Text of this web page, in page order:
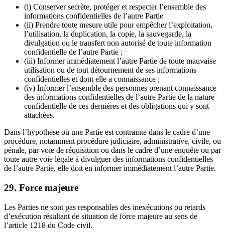
(i) Conserver secrète, protéger et respecter l’ensemble des
informations confidentielles de l’autre Partie
(ii) Prendre toute mesure utile pour empêcher l’exploitation,
l’utilisation, la duplication, la copie, la sauvegarde, la
divulgation ou le transfert non autorisé de toute information
confidentielle de l’autre Partie ;
(iii) Informer immédiatement l’autre Partie de toute mauvaise
utilisation ou de tout détournement de ses informations
confidentielles et dont elle a connaissance ;
(iv) Informer l’ensemble des personnes prenant connaissance
des informations confidentielles de l’autre Partie de la nature
confidentielle de ces dernières et des obligations qui y sont
attachées.
Dans l’hypothèse où une Partie est contrainte dans le cadre d’une
procédure, notamment procédure judiciaire, administrative, civile, ou
pénale, par voie de réquisition ou dans le cadre d’une enquête ou par
toute autre voie légale à divulguer des informations confidentielles
de l’autre Partie, elle doit en informer immédiatement l’autre Partie.
29. Force majeure
Les Parties ne sont pas responsables des inexécutions ou retards
d’exécution résultant de situation de force majeure au sens de
l’article 1218 du Code civil.